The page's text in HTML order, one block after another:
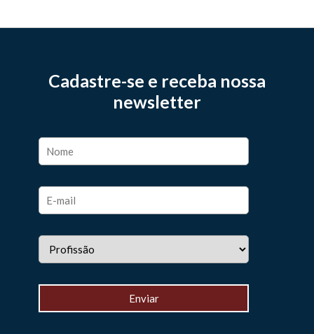
Cadastre-se e receba nossa
newsletter